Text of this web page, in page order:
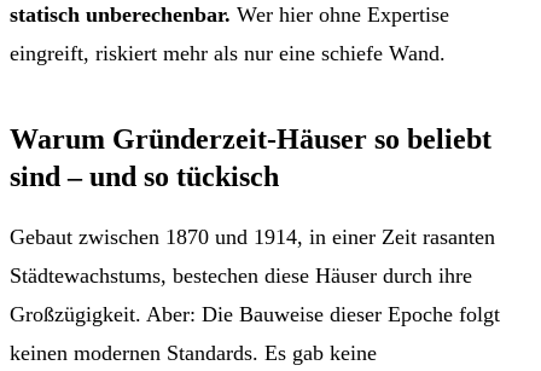
statisch unberechenbar. Wer hier ohne Expertise
eingreift, riskiert mehr als nur eine schiefe Wand.
Warum Gründerzeit-Häuser so beliebt
sind – und so tückisch
Gebaut zwischen 1870 und 1914, in einer Zeit rasanten
Städtewachstums, bestechen diese Häuser durch ihre
Großzügigkeit. Aber: Die Bauweise dieser Epoche folgt
keinen modernen Standards. Es gab keine